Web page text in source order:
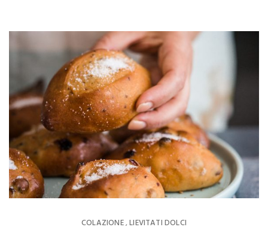
COLAZIONE,LIEVITATI DOLCI